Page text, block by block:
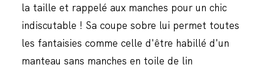
la taille et rappelé aux manches pour un chic
indiscutable ! Sa coupe sobre lui permet toutes
les fantaisies comme celle d'être habillé d'un
manteau sans manches en toile de lin